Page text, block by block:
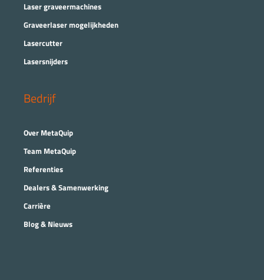
Laser graveermachines
Graveerlaser mogelijkheden
Lasercutter
Lasersnijders
Bedrijf
Over MetaQuip
Team MetaQuip
Referenties
Dealers & Samenwerking
Carrière
Blog & Nieuws